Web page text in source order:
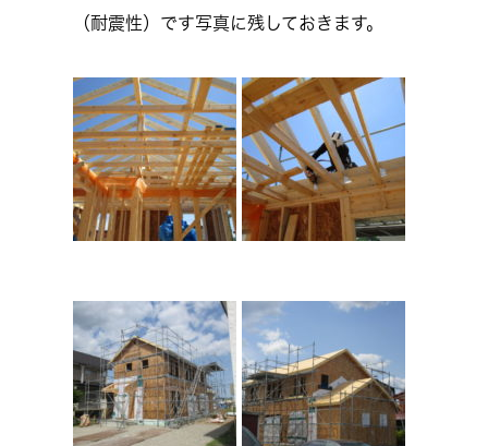
（耐震性）です写真に残しておきます。